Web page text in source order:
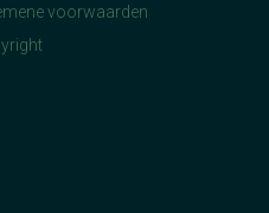
voorwaarden